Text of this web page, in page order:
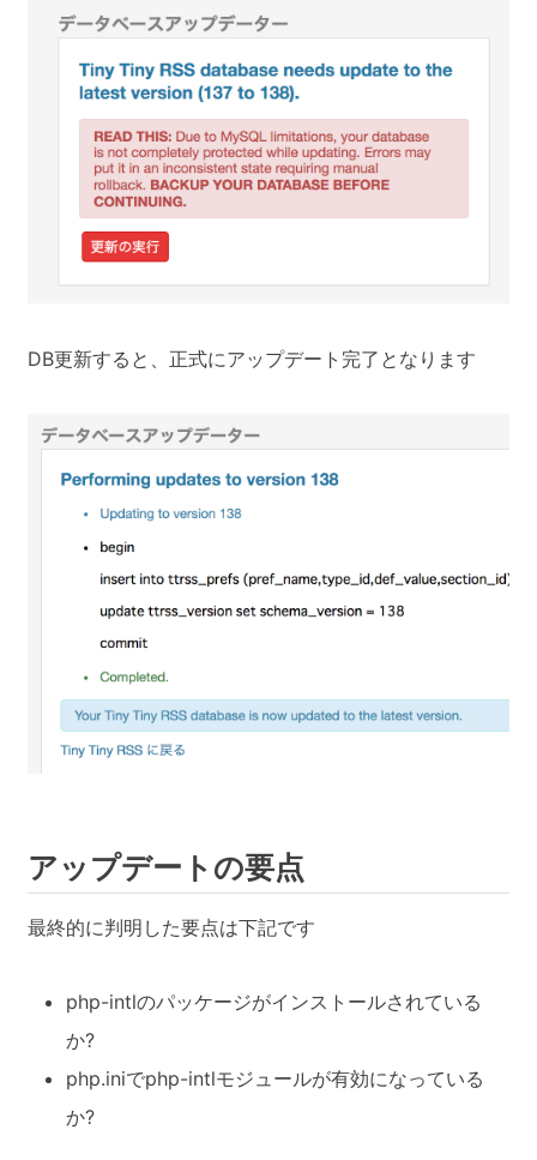
DB更新すると、正式にアップデート完了となります
アップデートの要点
最終的に判明した要点は下記です
php-intlのパッケージがインストールされている
か?
php.iniでphp-intlモジュールが有効になっている
か?